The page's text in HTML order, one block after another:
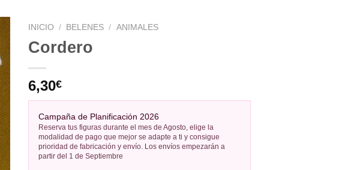
INICIO / BELENES / ANIMALES
Cordero
6,30€
Campaña de Planificación 2026
Reserva tus figuras durante el mes de Agosto, elige la
modalidad de pago que mejor se adapte a ti y consigue
prioridad de fabricación y envío. Los envíos empezarán a
partir del 1 de Septiembre